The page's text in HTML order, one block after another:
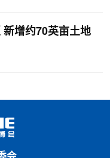
增约70英亩土地